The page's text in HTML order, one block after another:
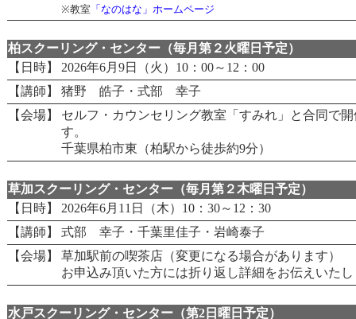
※教室 「なのはな」ホームページ
柏スクーリング・センター（毎月第２火曜日予定）
【日時】
2026年6月9日（火）10：00～12：00
【講師】
猪野 皓子・式部 幸子
【会場】
セルフ・カウンセリング教室「すみれ」と合同で
す。
千葉県柏市東（柏駅から徒歩約9分）
草加スクーリング・センター（毎月第２木曜日予定）
【日時】
2026年6月11日（木）10：30～12：30
【講師】
式部 幸子・千葉里佳子・岩崎泰子
【会場】
草加駅前の喫茶店（変更になる場合があります）
お申込み頂いた方には折り返し詳細をお伝えいた
水戸スクーリング・センター（第2日曜日予定）